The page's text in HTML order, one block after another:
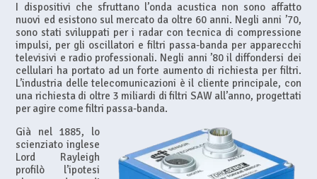
I dispositivi che sfruttano l’onda acustica non sono affatto
nuovi ed esistono sul mercato da oltre 60 anni. Negli anni ’70,
sono stati sviluppati per i radar con tecnica di compressione
impulsi, per gli oscillatori e filtri passa-banda per apparecchi
televisivi e radio professionali. Negli anni ’80 il diffondersi dei
cellulari ha portato ad un forte aumento di richiesta per filtri.
L’industria delle telecomunicazioni è il cliente principale, con
una richiesta di oltre 3 miliardi di filtri SAW all’anno, progettati
per agire come filtri passa-banda.
Già nel 1885, lo
scienziato inglese
Lord Rayleigh
profilò l’ipotesi